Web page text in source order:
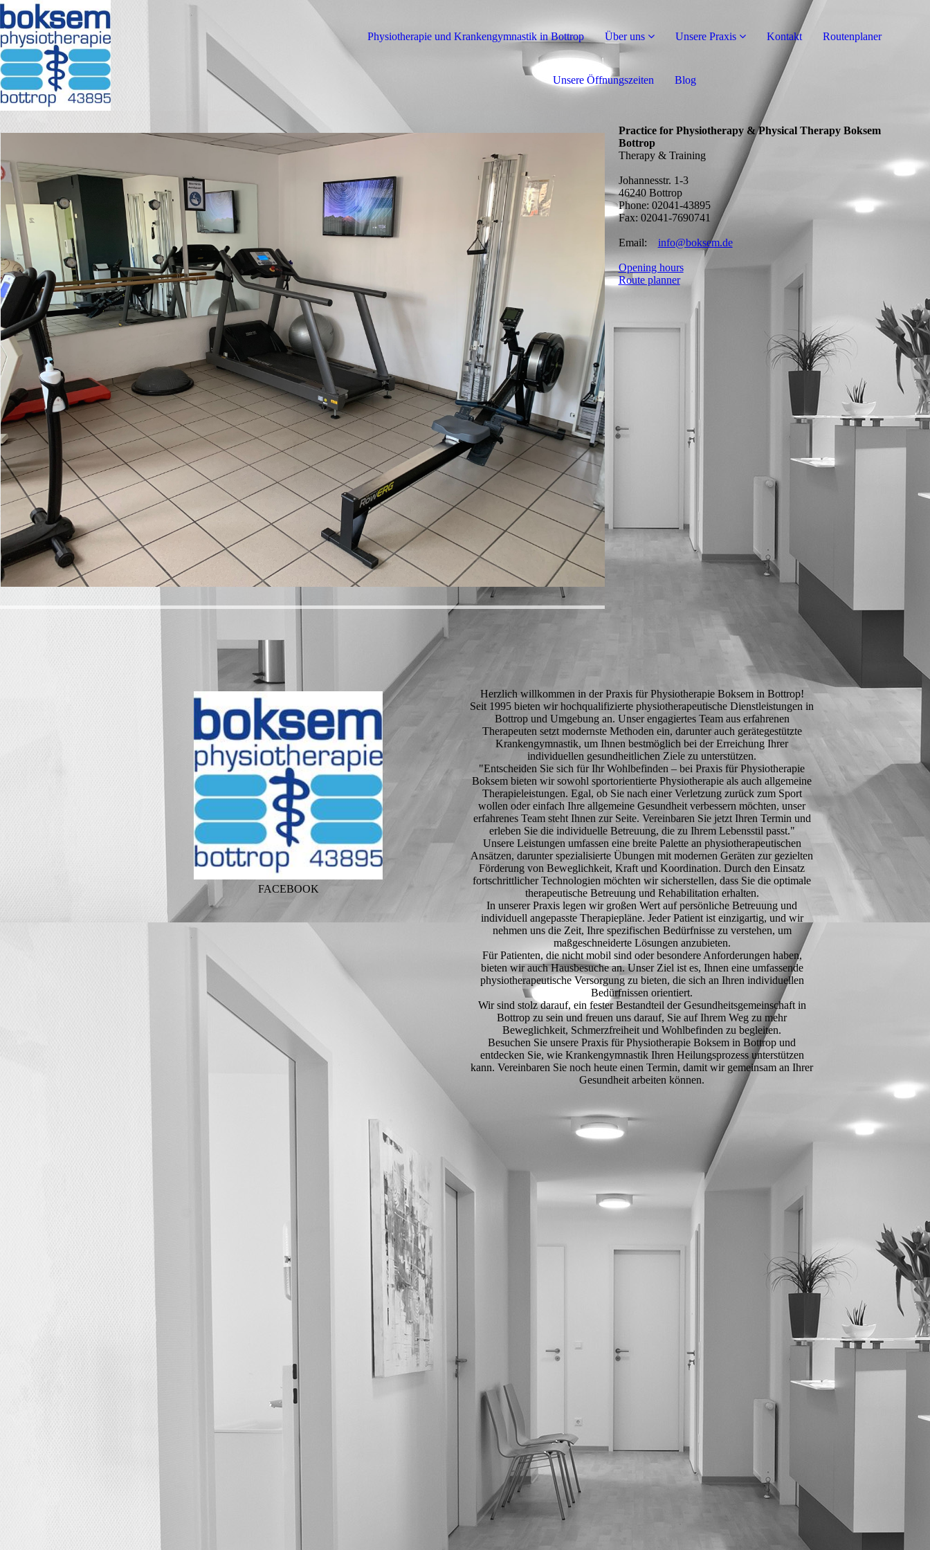
Physiotherapie und Krankengymnastik in Bottrop Über uns Unsere Praxis Kontakt Routenplaner
Unsere Öffnungszeiten Blog
Practice for Physiotherapy & Physical Therapy Boksem
Bottrop
Therapy & Training
Johannesstr. 1-3
46240 Bottrop
Phone: 02041-43895
Fax: 02041-7690741
Email: info@boksem.de
Opening hours
Route planner
FACEBOOK
Herzlich willkommen in der Praxis für Physiotherapie Boksem in Bottrop!
Seit 1995 bieten wir hochqualifizierte physiotherapeutische Dienstleistungen in
Bottrop und Umgebung an. Unser engagiertes Team aus erfahrenen
Therapeuten setzt modernste Methoden ein, darunter auch gerätegestützte
Krankengymnastik, um Ihnen bestmöglich bei der Erreichung Ihrer
individuellen gesundheitlichen Ziele zu unterstützen.
"Entscheiden Sie sich für Ihr Wohlbefinden – bei Praxis für Physiotherapie
Boksem bieten wir sowohl sportorientierte Physiotherapie als auch allgemeine
Therapieleistungen. Egal, ob Sie nach einer Verletzung zurück zum Sport
wollen oder einfach Ihre allgemeine Gesundheit verbessern möchten, unser
erfahrenes Team steht Ihnen zur Seite. Vereinbaren Sie jetzt Ihren Termin und
erleben Sie die individuelle Betreuung, die zu Ihrem Lebensstil passt."
Unsere Leistungen umfassen eine breite Palette an physiotherapeutischen
Ansätzen, darunter spezialisierte Übungen mit modernen Geräten zur gezielten
Förderung von Beweglichkeit, Kraft und Koordination. Durch den Einsatz
fortschrittlicher Technologien möchten wir sicherstellen, dass Sie die optimale
therapeutische Betreuung und Rehabilitation erhalten.
In unserer Praxis legen wir großen Wert auf persönliche Betreuung und
individuell angepasste Therapiepläne. Jeder Patient ist einzigartig, und wir
nehmen uns die Zeit, Ihre spezifischen Bedürfnisse zu verstehen, um
maßgeschneiderte Lösungen anzubieten.
Für Patienten, die nicht mobil sind oder besondere Anforderungen haben,
bieten wir auch Hausbesuche an. Unser Ziel ist es, Ihnen eine umfassende
physiotherapeutische Versorgung zu bieten, die sich an Ihren individuellen
Bedürfnissen orientiert.
Wir sind stolz darauf, ein fester Bestandteil der Gesundheitsgemeinschaft in
Bottrop zu sein und freuen uns darauf, Sie auf Ihrem Weg zu mehr
Beweglichkeit, Schmerzfreiheit und Wohlbefinden zu begleiten.
Besuchen Sie unsere Praxis für Physiotherapie Boksem in Bottrop und
entdecken Sie, wie Krankengymnastik Ihren Heilungsprozess unterstützen
kann. Vereinbaren Sie noch heute einen Termin, damit wir gemeinsam an Ihrer
Gesundheit arbeiten können.